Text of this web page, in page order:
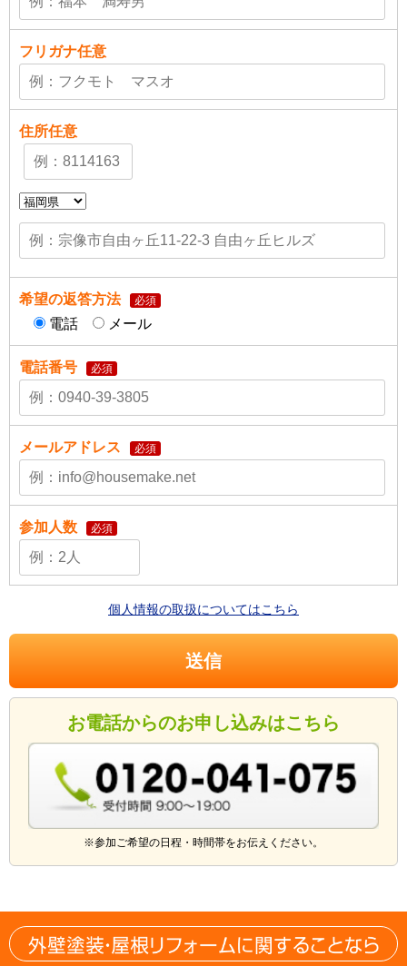
フリガナ任意
住所任意
希望の返答方法 必須
電話 メール
電話番号 必須
メールアドレス 必須
参加人数 必須
個人情報の取扱についてはこちら
お電話からのお申し込みはこちら
※参加ご希望の日程・時間帯をお伝えください。